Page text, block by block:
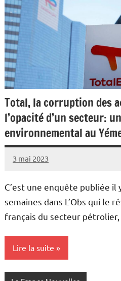
Total, la corruption des
l’opacité d’un secteur:
environnemental au
3 mai 2023
Admins
C’est une enquête publiée il
semaines dans L’Obs qui le
français du secteur
Lire la suite